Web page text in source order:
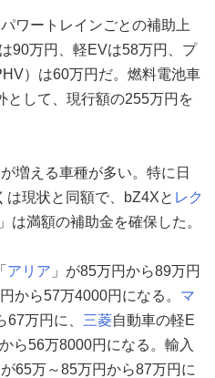
ワートレインごとの補助上
90万円、軽EVは58万円、プ
）は60万円だ。燃料電池車
として、現行額の255万円を
増える車種が多い。特に日
現状と同額で、bZ4Xと レク
は満額の補助金を確保した。
アリア 」が85万円から89万円
から57万4000円になる。 マ
67万円に、 三菱自動車の軽E
ら56万8000円になる。輸入
が65万～85万円から87万円に